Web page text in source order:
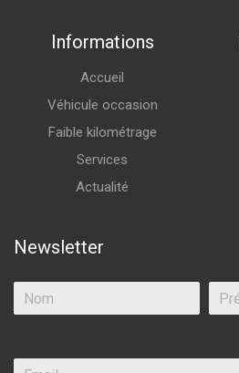
Informations
Accueil
Véhicule occasion
Faible kilométrage
Services
Actualité
Newsletter